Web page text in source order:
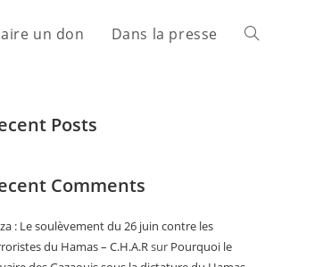
un don Dans la presse
Posts
Comments
: Le soulèvement du 26 juin contre les
du Hamas – C.H.A.Rsur Pourquoi le